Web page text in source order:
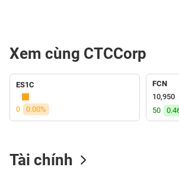
Xem cùng CTCCorp
ES1C
0 0.00%
FCN
10,950
50
Tài chính
Ngành
(-)
VS-
SECTOR